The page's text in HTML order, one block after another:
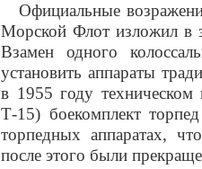
Официальные
Морской Флот изложил в
Взамен одного
установить аппараты
в 1955 году техническом
Т-15) боекомплект
торпедных аппаратах,
после этого были